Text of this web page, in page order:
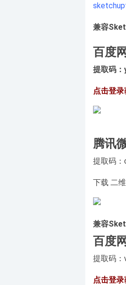
兼容
百度
提取码：
点击登
腾讯
提取码：
下载 二
兼容
百度
提取码：
点击登